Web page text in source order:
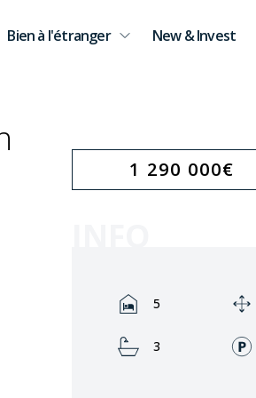
Bien à l'étranger New & Invest
1 290 000€
Rooms:
5
Bathrooms:
3